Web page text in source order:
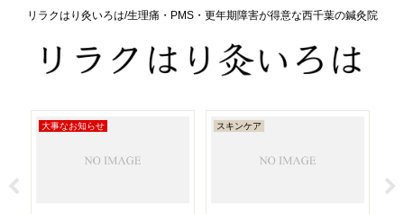
リラクはり灸いろは/生理痛・PMS・更年期障害が得意な西千葉の鍼灸院
大事なお知らせ スキンケア